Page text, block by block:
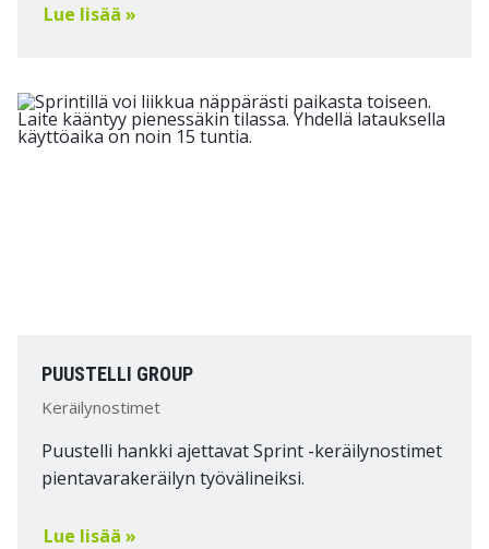
Lue lisää »
PUUSTELLI GROUP
Keräilynostimet
Puustelli hankki ajettavat Sprint -keräilynostimet
pientavarakeräilyn työvälineiksi.
Lue lisää »